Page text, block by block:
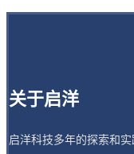
关于启洋
启洋科技多年的探索和